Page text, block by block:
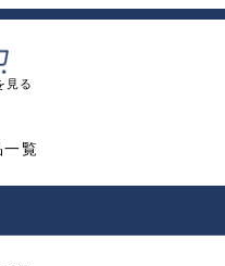
見る
一覧